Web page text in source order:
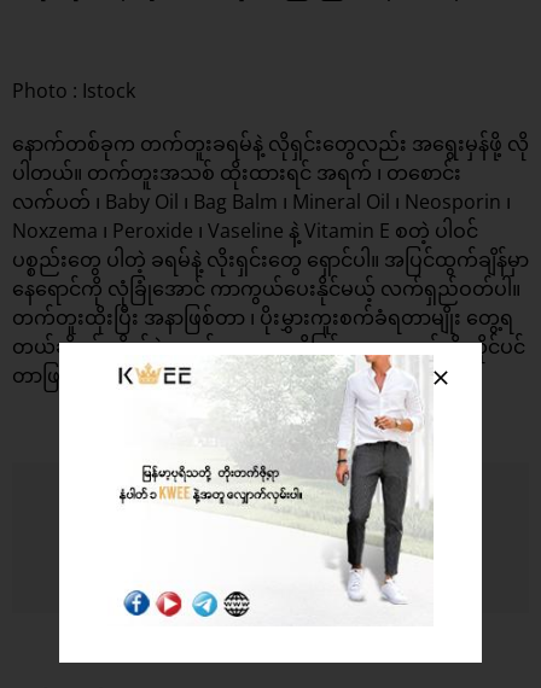
Photo : Istock
နောက်တစ်ခုက တက်တူးခရမ်နဲ့ လိုရှင်းတွေလည်း အရွေးမှန်ဖို့ လို
ပါတယ်။ တက်တူးအသစ် ထိုးထားရင် အရက် ၊ တစောင်း
လက်ပတ် ၊ Baby Oil ၊ Bag Balm ၊ Mineral Oil ၊ Neosporin ၊
Noxzema ၊ Peroxide ၊ Vaseline နဲ့ Vitamin E စတဲ့ ပါဝင်
ပစ္စည်းတွေ ပါတဲ့ ခရမ်နဲ့ လိုးရှင်းတွေ ရှောင်ပါ။ အပြင်ထွက်ချိန်မှာ
နေရောင်ကို လုံခြုံအောင် ကာကွယ်ပေးနိုင်မယ့် လက်ရှည်ဝတ်ပါ။
တက်တူးထိုးပြီး အနာဖြစ်တာ ၊ ပိုးမွှားကူးစက်ခံရတာမျိုး တွေ့ရ
တယ်ဆိုရင် ကိုယ့်ရဲ့ တက်တူးဆရာကိုဖြစ်စေ ဆရာဝန်ကို တိုင်ပင်
တာဖြစ်စေ လုပ်သင့်ပါတယ်။
Share This Story, Choose Your Platform!
LinkedInWhatsApp
Email